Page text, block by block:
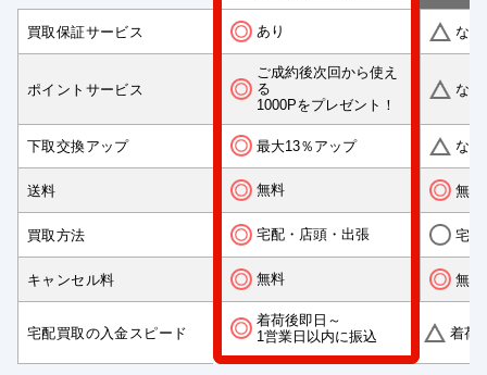
買取保証サービス あり なし
ポイントサービス
ご成約後次回から使え
る
1000Pをプレゼント！
なし
下取交換アップ 最大13％アップ なし
送料 無料 無料
買取方法 宅配・店頭・出張 宅配
キャンセル料 無料 無料
宅配買取の入金スピード
着荷後即日～
1営業日以内に振込
着荷